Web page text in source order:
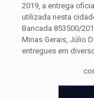
2019, a entrega
utilizada nesta
Bancada 853500/
Minas Gerais, Júlio
entregues em